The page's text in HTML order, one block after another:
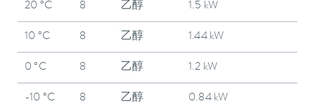
20 °C 8 乙醇 1.5 kW
10 °C 8 乙醇 1.44 kW
0 °C 8 乙醇 1.2 kW
-10 °C 8 乙醇 0.84 kW